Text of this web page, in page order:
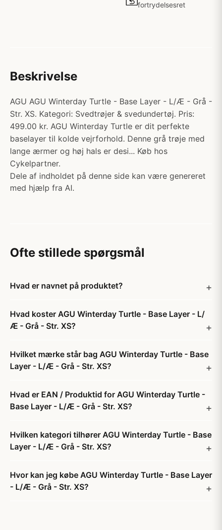
fortrydelsesret
Beskrivelse
AGU AGU Winterday Turtle - Base Layer - L/Æ - Grå -
Str. XS. Kategori: Svedtrøjer & svedundertøj. Pris:
499.00 kr. AGU Winterday Turtle er dit perfekte
baselayer til kolde vejrforhold. Denne grå trøje med
lange ærmer og høj hals er desi... Køb hos
Cykelpartner.
Dele af indholdet på denne side kan være genereret
med hjælp fra AI.
Ofte stillede spørgsmål
Hvad er navnet på produktet?
Hvad koster AGU Winterday Turtle - Base Layer - L/
Æ - Grå - Str. XS?
Hvilket mærke står bag AGU Winterday Turtle - Base
Layer - L/Æ - Grå - Str. XS?
Hvad er EAN / Produktid for AGU Winterday Turtle -
Base Layer - L/Æ - Grå - Str. XS?
Hvilken kategori tilhører AGU Winterday Turtle - Base
Layer - L/Æ - Grå - Str. XS?
Hvor kan jeg købe AGU Winterday Turtle - Base Layer
- L/Æ - Grå - Str. XS?